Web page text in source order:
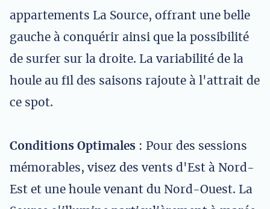
appartements La Source, offrant une belle
gauche à conquérir ainsi que la possibilité
de surfer sur la droite. La variabilité de la
houle au fil des saisons rajoute à l'attrait de
ce spot.
Conditions Optimales : Pour des sessions
mémorables, visez des vents d'Est à Nord-
Est et une houle venant du Nord-Ouest. La